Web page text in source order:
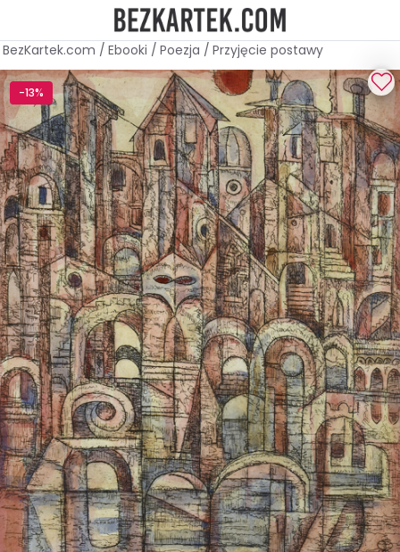
BezKartek.com / Ebooki / Poezja / Przyjęcie postawy
-13%